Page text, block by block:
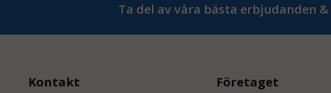
Ta del av våra bästa erbjudanden
Kontakt Företaget